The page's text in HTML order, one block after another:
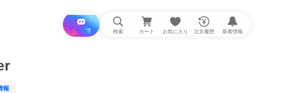
i と探す 検索 カート お気に入り 注文履歴 新着情報
報